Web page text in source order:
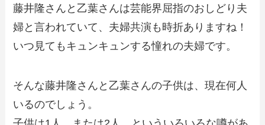
藤井隆さんと乙葉さんは芸能界屈指のおしどり夫
婦と言われていて、夫婦共演も時折ありますね！
いつ見てもキュンキュンする憧れの夫婦です。
そんな藤井隆さんと乙葉さんの子供は、現在何人
いるのでしょう。